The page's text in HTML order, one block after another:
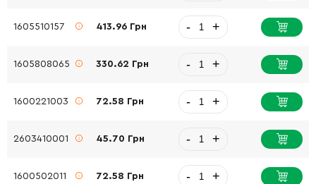
1605510157 413.96 Грн - +
1605808065 330.62 Грн - +
1600221003 72.58 Грн - +
2603410001 45.70 Грн - +
1600502011 72.58 Грн - +